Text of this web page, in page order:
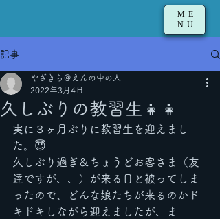
ME
NU
記事
久しぶりの教習生👧👧
やざきち＠えんの中の人
2022年3月4日
実に３ヶ月ぶりに教習生を迎えまし
た。😇
久しぶり過ぎ＆ちょうどお客さま（友
達ですが、、）が来る日と被ってしま
ったので、どんな娘たちが来るのかド
キドキしながら迎えましたが、ま